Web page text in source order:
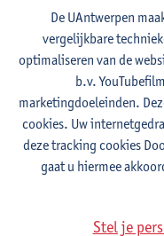
Karen
Vakdidactiek Engels
1E/2E
6studiepunten
Lesgever(s):
Tom
Nele
Vakdidactiek Duits
1E/2E
6studiepunten
Tom
Vakdidactiek
De UAntwerpen
vergelijkbare
optimaliseren van de
b.v.
marketingdoeleinden.
cookies. Uw
deze tracking cookies
gaat u hiermee
Stel je